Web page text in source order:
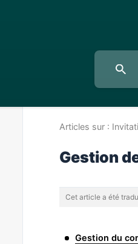
Articles sur :
Gestion
Cet article a été
Gestion du